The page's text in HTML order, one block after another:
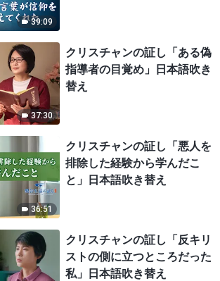
39:09
37:30
クリスチャンの証し「ある偽
指導者の目覚め」日本語吹き
替え
36:51
クリスチャンの証し「悪人を
排除した経験から学んだこ
と」日本語吹き替え
クリスチャンの証し「反キリ
ストの側に立つところだった
私」日本語吹き替え